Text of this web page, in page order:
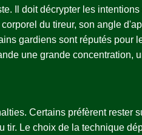
Il doit décrypter les
du tireur, son angle
gardiens sont réputés pour
une grande concentration,
Certains préfèrent rester
Le choix de la technique